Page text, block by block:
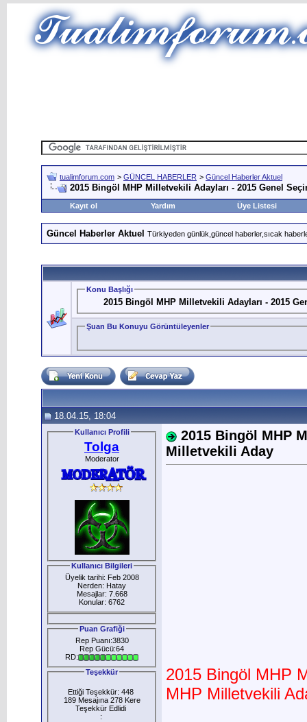
tualimforum.com > GÜNCEL HABERLER > Güncel Haberler Aktuel
2015 Bingöl MHP Milletvekili Adayları - 2015 Genel
Kayıt ol Yardım Üye Listesi
Güncel Haberler Aktuel Türkiyeden günlük,güncel haberler,sıcak
Konu Başlığı
2015 Bingöl MHP Milletvekili Adayları - 2015
Şuan Bu Konuyu Görüntüleyenler
18.04.15, 18:04
Kullanıcı Profili
Tolga
Moderator
Kullanıcı Bilgileri
Üyelik tarihi: Feb 2008
Nerden: Hatay
Mesajlar: 7.668
Konular: 6762
Puan Grafiği
Rep Puanı:3830
Rep Gücü:64
RD:
Teşekkür
Ettiği Teşekkür: 448
189 Mesajına 278 Kere
Teşekkür Edlidi
:
2015 Bingöl MHP
Milletvekili Aday
2015 Bingöl MHP
MHP Milletvekili